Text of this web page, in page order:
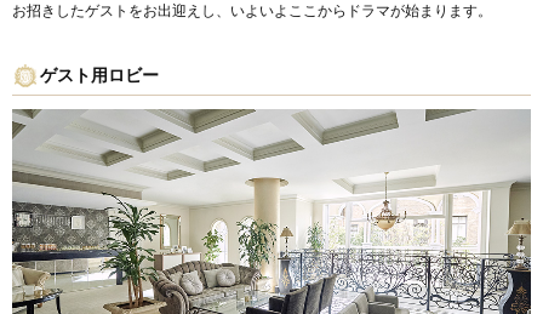
お招きしたゲストをお出迎えし、いよいよここからドラマが始まります。
ゲスト用ロビー